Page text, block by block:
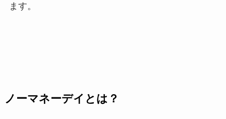
ます。
ノーマネーデイとは？